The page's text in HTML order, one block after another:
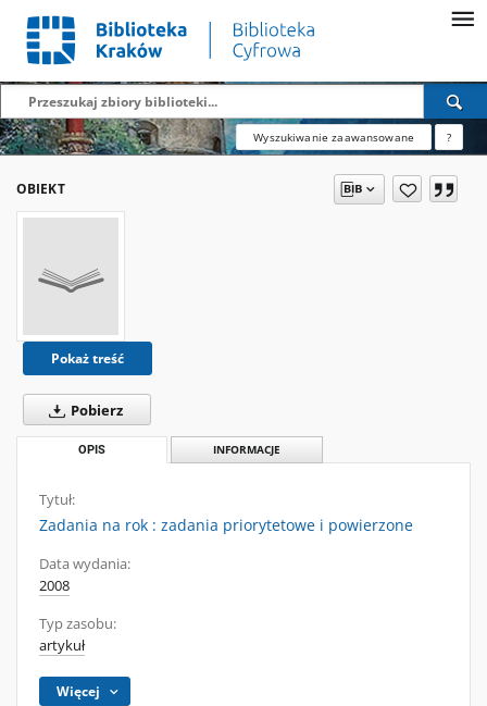
Wyszukiwanie zaawansowane ?
OBIEKT
Pokaż treść
Pobierz
OPIS INFORMACJE
Tytuł:
Zadania na rok : zadania priorytetowe i powierzone
Data wydania:
2008
Typ zasobu:
artykuł
Więcej